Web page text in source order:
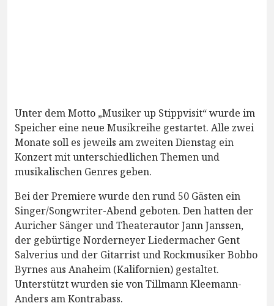
Unter dem Motto „Musiker up Stippvisit“ wurde im
Speicher eine neue Musikreihe gestartet. Alle zwei
Monate soll es jeweils am zweiten Dienstag ein
Konzert mit unterschiedlichen Themen und
musikalischen Genres geben.
Bei der Premiere wurde den rund 50 Gästen ein
Singer/Songwriter-Abend geboten. Den hatten der
Auricher Sänger und Theaterautor Jann Janssen,
der gebürtige Norderneyer Liedermacher Gent
Salverius und der Gitarrist und Rockmusiker Bobbo
Byrnes aus Anaheim (Kalifornien) gestaltet.
Unterstützt wurden sie von Tillmann Kleemann-
Anders am Kontrabass.